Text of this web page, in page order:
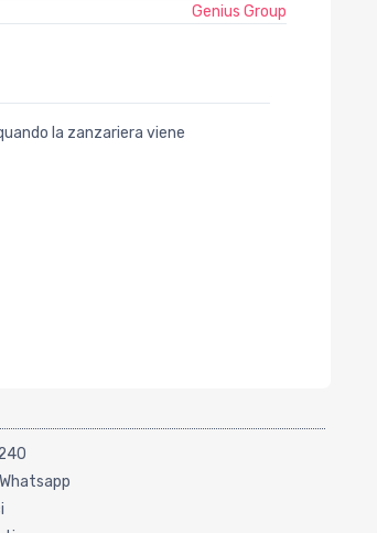
Genius Group
la zanzariera viene